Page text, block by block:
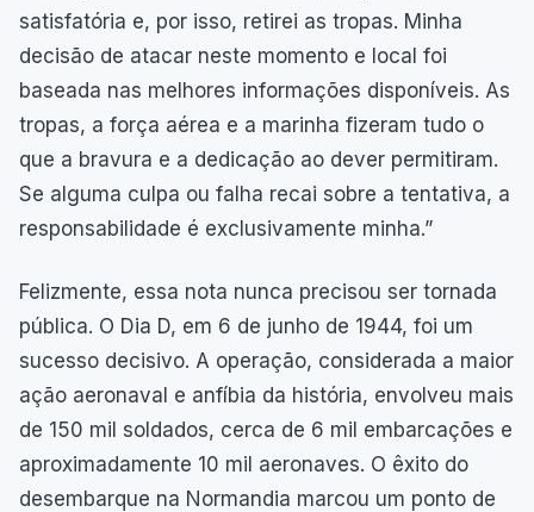
satisfatória e, por isso, retirei as tropas. Minha
decisão de atacar neste momento e local foi
baseada nas melhores informações disponíveis. As
tropas, a força aérea e a marinha fizeram tudo o
que a bravura e a dedicação ao dever permitiram.
Se alguma culpa ou falha recai sobre a tentativa, a
responsabilidade é exclusivamente minha.”
Felizmente, essa nota nunca precisou ser tornada
pública. O Dia D, em 6 de junho de 1944, foi um
sucesso decisivo. A operação, considerada a maior
ação aeronaval e anfíbia da história, envolveu mais
de 150 mil soldados, cerca de 6 mil embarcações e
aproximadamente 10 mil aeronaves. O êxito do
desembarque na Normandia marcou um ponto de